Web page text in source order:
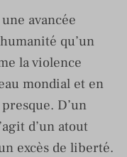
avancée
qu’un
la violence
mondial et en
D’un
d’un atout
excès de liberté.